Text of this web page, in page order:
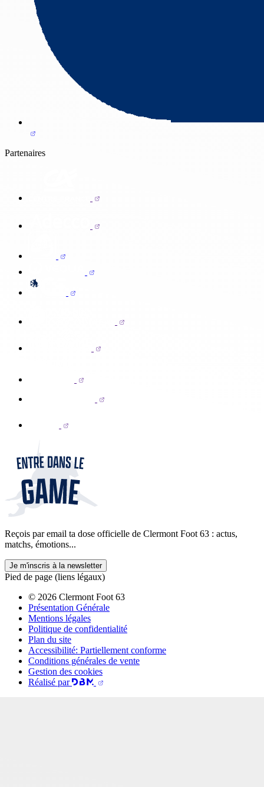
Partenaires
Reçois par email ta dose officielle de Clermont Foot 63 : actus,
matchs, émotions...
Je m'inscris à la newsletter
Pied de page (liens légaux)
© 2026 Clermont Foot 63
Présentation Générale
Mentions légales
Politique de confidentialité
Plan du site
Accessibilité: Partiellement conforme
Conditions générales de vente
Gestion des cookies
Réalisé par